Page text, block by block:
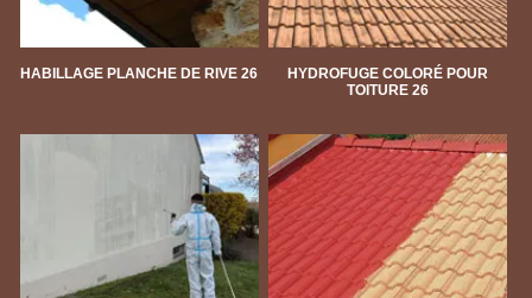
HABILLAGE PLANCHE DE RIVE 26
HYDROFUGE COLORÉ POUR
TOITURE 26